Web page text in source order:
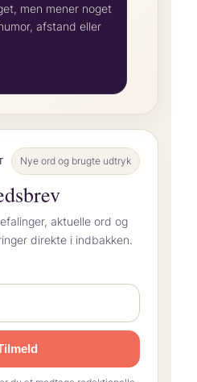
men mener noget
afstand eller
Nye ord og brugte udtryk
aktuelle ord og
direkte i indbakken.